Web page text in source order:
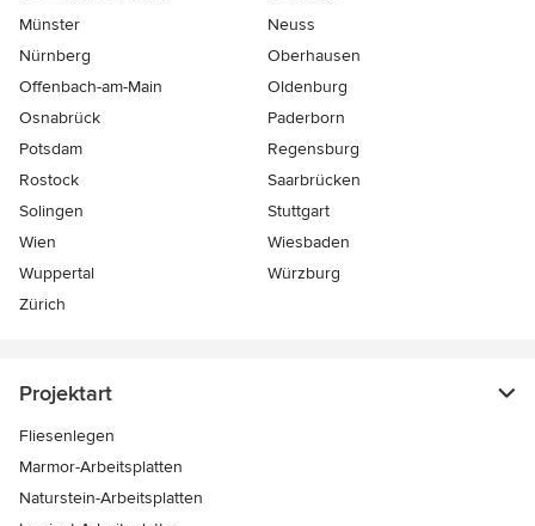
Münster
Neuss
Nürnberg
Oberhausen
Offenbach-am-Main
Oldenburg
Osnabrück
Paderborn
Potsdam
Regensburg
Rostock
Saarbrücken
Solingen
Stuttgart
Wien
Wiesbaden
Wuppertal
Würzburg
Zürich
Projektart
Fliesenlegen
Marmor-Arbeitsplatten
Naturstein-Arbeitsplatten